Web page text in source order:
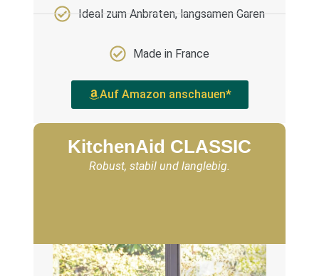
Ideal zum Anbraten, langsamen Garen
Made in France
Auf Amazon anschauen*
KitchenAid CLASSIC
Robust, stabil und langlebig.